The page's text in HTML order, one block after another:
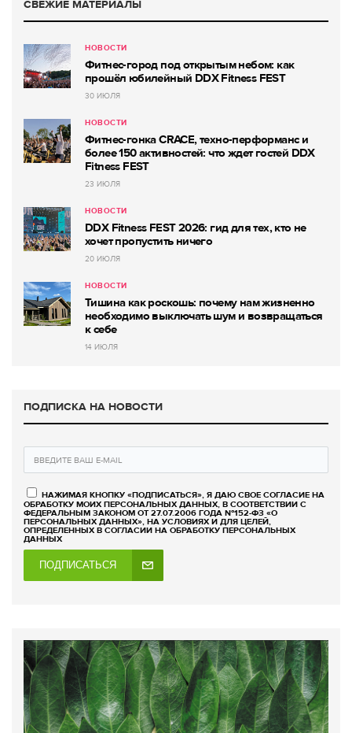
СВЕЖИЕ МАТЕРИАЛЫ
НОВОСТИ
Фитнес-город под открытым небом: как
прошёл юбилейный DDX Fitness FEST
30 ИЮЛЯ
НОВОСТИ
Фитнес-гонка CRACE, техно-перформанс и
более 150 активностей: что ждет гостей DDX
Fitness FEST
23 ИЮЛЯ
НОВОСТИ
DDX Fitness FEST 2026: гид для тех, кто не
хочет пропустить ничего
20 ИЮЛЯ
НОВОСТИ
Тишина как роскошь: почему нам жизненно
необходимо выключать шум и возвращаться
к себе
14 ИЮЛЯ
ПОДПИСКА НА НОВОСТИ
НАЖИМАЯ КНОПКУ «ПОДПИСАТЬСЯ», Я ДАЮ СВОЕ СОГЛАСИЕ НА
ОБРАБОТКУ МОИХ ПЕРСОНАЛЬНЫХ ДАННЫХ, В СООТВЕТСТВИИ С
ФЕДЕРАЛЬНЫМ ЗАКОНОМ ОТ 27.07.2006 ГОДА №152-ФЗ «О
ПЕРСОНАЛЬНЫХ ДАННЫХ», НА УСЛОВИЯХ И ДЛЯ ЦЕЛЕЙ,
ОПРЕДЕЛЕННЫХ В СОГЛАСИИ НА ОБРАБОТКУ ПЕРСОНАЛЬНЫХ
ДАННЫХ
ПОДПИСАТЬСЯ